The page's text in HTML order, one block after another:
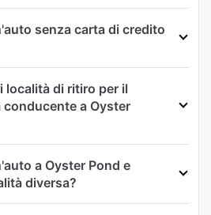
senza carta di credito
località di ritiro per il
a Oyster
a Oyster Pond e
diversa?